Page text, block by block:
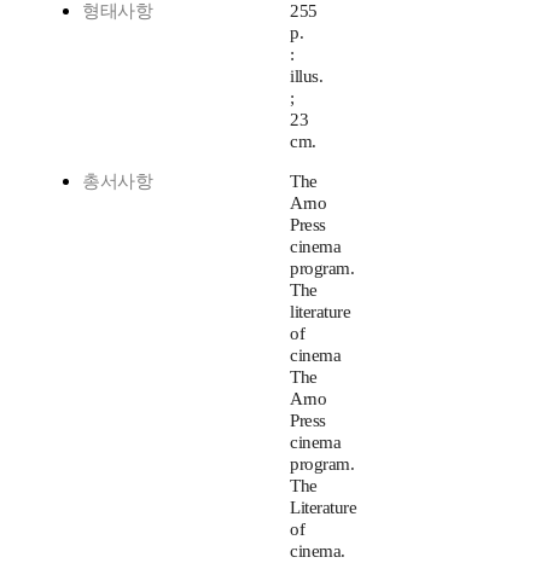
형태사항
255
p.
:
illus.
;
23
cm.
총서사항
The
Arno
Press
cinema
program.
The
literature
of
cinema
The
Arno
Press
cinema
program.
The
Literature
of
cinema.